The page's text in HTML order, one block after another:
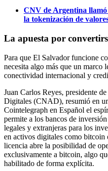
CNV de Argentina
la tokenización de
La apuesta por
Para que El Salvador funcione
necesita algo más que un marco
conectividad internacional y
Juan Carlos Reyes, presidente
Digitales (CNAD), resumió en
Cointelegraph en Español el
permite a los bancos de
legales y extranjeras para los
en activos digitales como
licencia abre la posibilidad de
exclusivamente a bitcoin, algo
habilitado de forma explícita.